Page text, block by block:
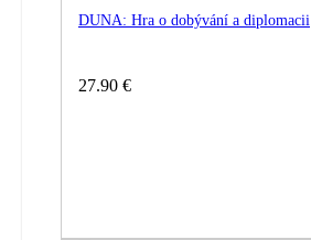
DUNA: Hra o dobývání a diplomacii
27.90 €